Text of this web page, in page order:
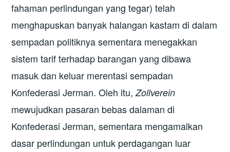
fahaman perlindungan yang tegar) telah
menghapuskan banyak halangan kastam di dalam
sempadan politiknya sementara menegakkan
sistem tarif terhadap barangan yang dibawa
masuk dan keluar merentasi sempadan
Konfederasi Jerman. Oleh itu,Zollverein
mewujudkan pasaran bebas dalaman di
Konfederasi Jerman, sementara mengamalkan
dasar perlindungan untuk perdagangan luar